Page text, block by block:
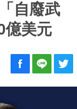
自廢武
億美元